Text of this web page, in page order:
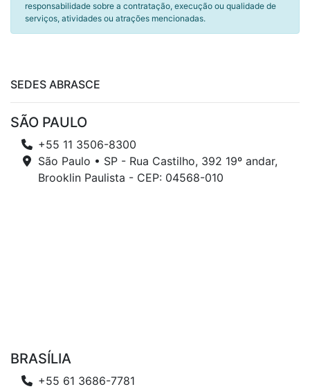
responsabilidade sobre a contratação, execução ou qualidade de
serviços, atividades ou atrações mencionadas.
SEDES ABRASCE
SÃO PAULO
+55 11 3506-8300
São Paulo • SP - Rua Castilho, 392 19º andar,
Brooklin Paulista - CEP: 04568-010
BRASÍLIA
+55 61 3686-7781